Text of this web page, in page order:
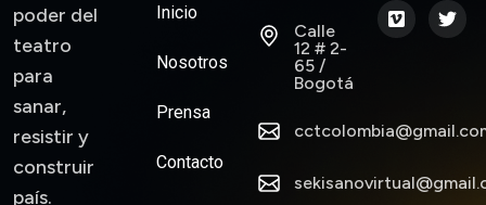
poder del
teatro
para
sanar,
resistir y
construir
país.
Inicio
Nosotros
Prensa
Contacto
Calle
12 # 2-
65 /
Bogotá